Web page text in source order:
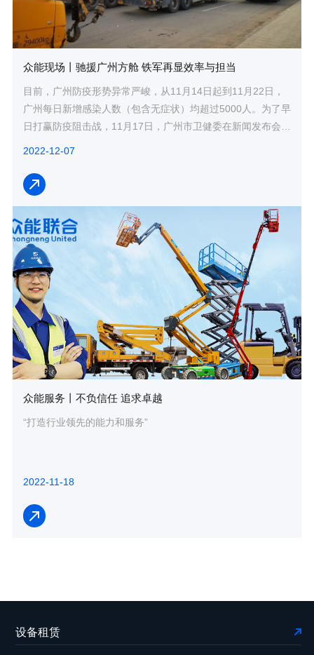
众能现场丨驰援广州方舱 铁军再显效率与担当
目前，广州防疫形势异常严峻，从11月14日起到11月22日，
广州每日新增感染人数（包含无症状）均超过5000人。为了早
日打赢防疫阻击战，11月17日，广州市卫健委在新闻发布会中
2022-12-07
众能服务丨不负信任 追求卓越
“打造行业领先的能力和服务”
2022-11-18
设备租赁